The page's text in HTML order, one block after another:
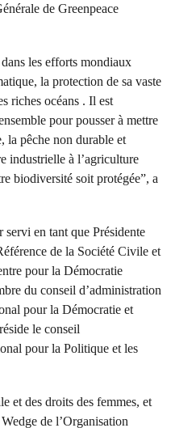
de Greenpeace
les efforts mondiaux
la protection de sa vaste
riches océans . Il est
pour pousser à mettre
la pêche non durable et
industrielle à l’agriculture
biodiversité soit protégée”, a
en tant que Présidente
de la Société Civile et
pour la Démocratie
du conseil d’administration
pour la Démocratie et
le conseil
pour la Politique et les
et des droits des femmes, et
de l’Organisation